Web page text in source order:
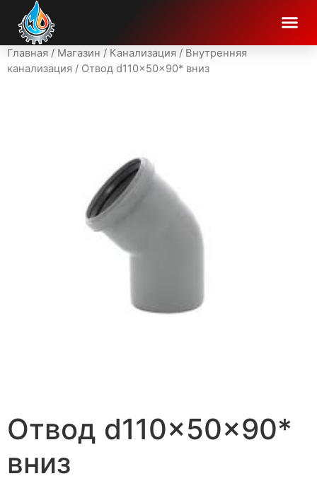
Главная / Магазин / Канализация / Внутренняя
канализация / Отвод d110x50x90* вниз
Отвод d110x50x90*
вниз